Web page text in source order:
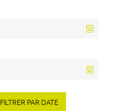
FILTRER PAR DATE